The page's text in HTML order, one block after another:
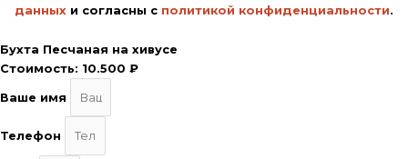
данных и согласны с политикой конфиденциальности.
Бухта Песчаная на хивусе
Стоимость: 10.500 ₽
Ваше имя
Телефон